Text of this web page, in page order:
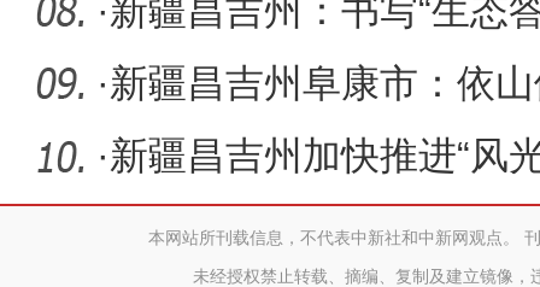
积极培育
·新疆昌吉州：书写“生态
·新疆昌吉州阜康市：依
业正当时
·新疆昌吉州加快推进“风
发展本网站所刊载信息，不代表中新社和中新网观点。
未经授权禁止转载、摘编、复制及建立镜像，